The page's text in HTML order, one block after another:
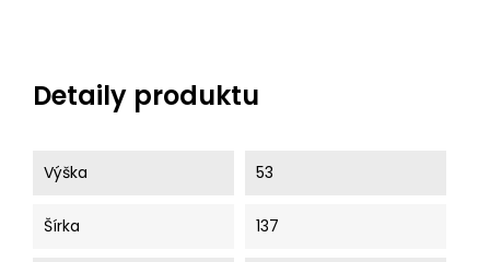
Detaily produktu
Výška 53
Šírka 137